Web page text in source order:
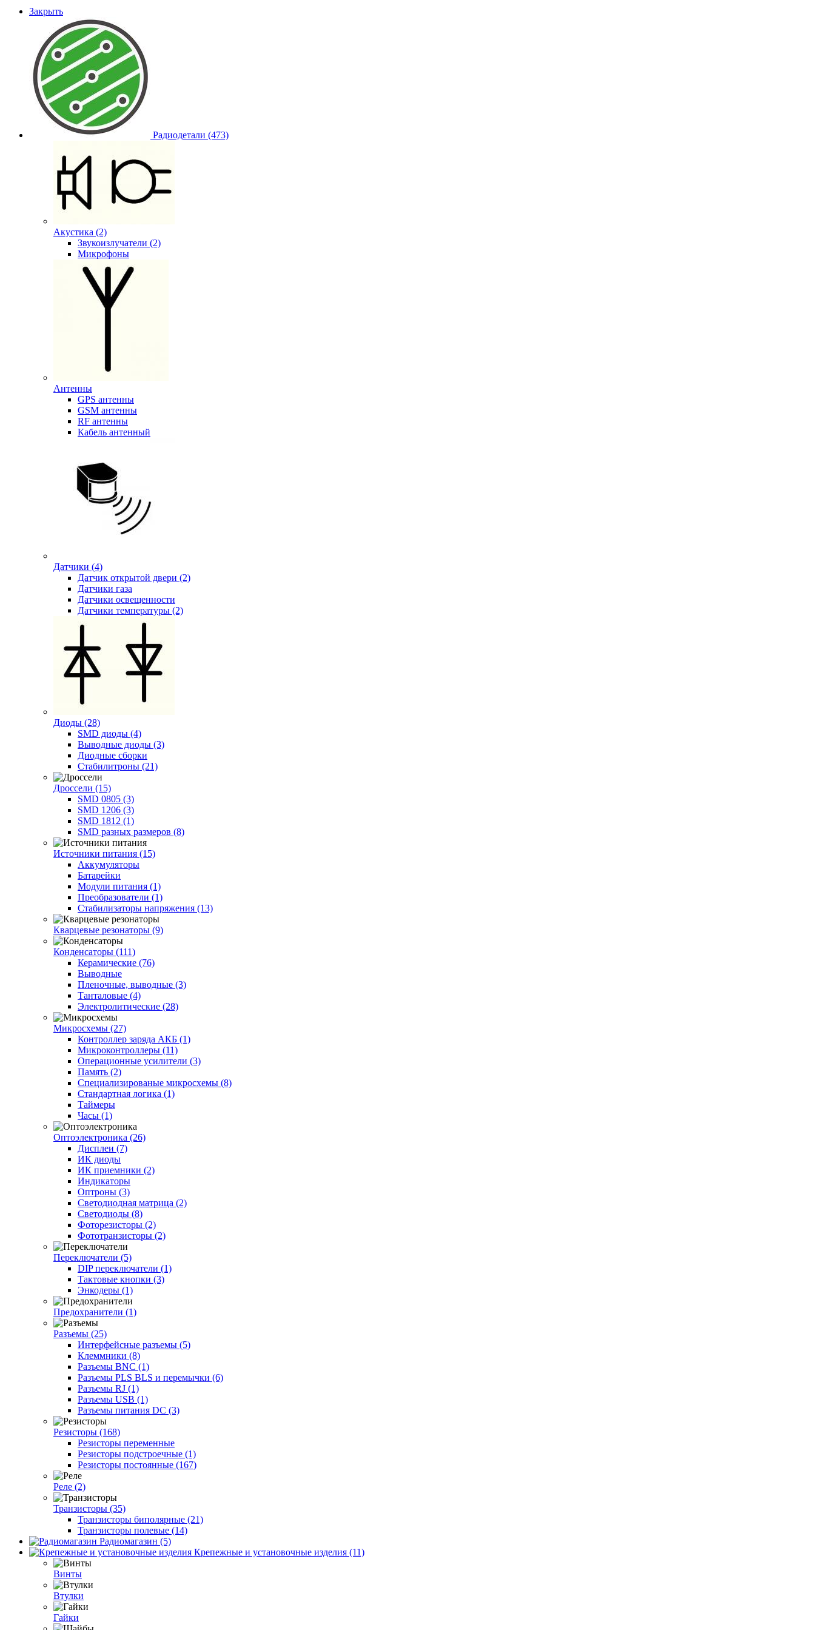
Закрыть
Радиодетали (473)
Акустика (2)
Звукоизлучатели (2)
Микрофоны
Антенны
GPS антенны
GSM антенны
RF антенны
Кабель антенный
Датчики (4)
Датчик открытой двери (2)
Датчики газа
Датчики освещенности
Датчики температуры (2)
Диоды (28)
SMD диоды (4)
Выводные диоды (3)
Диодные сборки
Стабилитроны (21)
Дроссели (15)
SMD 0805 (3)
SMD 1206 (3)
SMD 1812 (1)
SMD разных размеров (8)
Источники питания (15)
Аккумуляторы
Батарейки
Модули питания (1)
Преобразователи (1)
Стабилизаторы напряжения (13)
Кварцевые резонаторы (9)
Конденсаторы (111)
Керамические (76)
Выводные
Пленочные, выводные (3)
Танталовые (4)
Электролитические (28)
Микросхемы (27)
Контроллер заряда АКБ (1)
Микроконтроллеры (11)
Операционные усилители (3)
Память (2)
Специализированые микросхемы (8)
Стандартная логика (1)
Таймеры
Часы (1)
Оптоэлектроника (26)
Дисплеи (7)
ИК диоды
ИК приемники (2)
Индикаторы
Оптроны (3)
Светодиодная матрица (2)
Светодиоды (8)
Фоторезисторы (2)
Фототранзисторы (2)
Переключатели (5)
DIP переключатели (1)
Тактовые кнопки (3)
Энкодеры (1)
Предохранители (1)
Разъемы (25)
Интерфейсные разъемы (5)
Клеммники (8)
Разъемы BNC (1)
Разъемы PLS BLS и перемычки (6)
Разъемы RJ (1)
Разъемы USB (1)
Разъемы питания DC (3)
Резисторы (168)
Резисторы переменные
Резисторы подстроечные (1)
Резисторы постоянные (167)
Реле (2)
Транзисторы (35)
Транзисторы биполярные (21)
Транзисторы полевые (14)
Радиомагазин (5)
Крепежные и установочные изделия (11)
Винты
Втулки
Гайки